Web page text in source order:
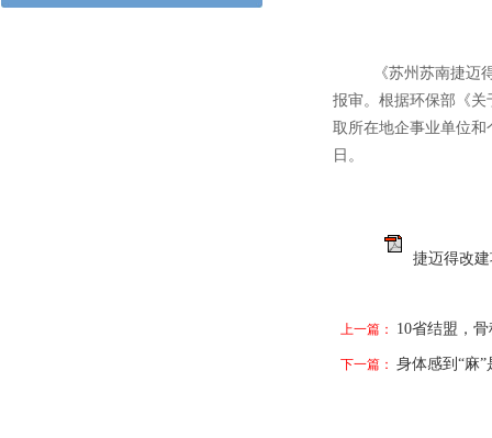
《苏州苏南捷
报审。根据环保部《关
取所在地企事业单位
日。
捷迈得改
上一篇： 10省结盟，
下一篇： 身体感到“麻